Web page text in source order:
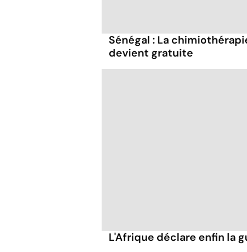
Sénégal : La
devient gratuite
L'Afrique déclare enfin la